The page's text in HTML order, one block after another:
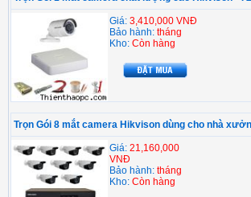
Giá: 3,410,000 VNĐ
Bảo hành: tháng
Kho: Còn hàng
Trọn Gói 8 mắt camera Hikvison dùng cho nhà
Giá: 21,160,000
VNĐ
Bảo hành: tháng
Kho: Còn hàng